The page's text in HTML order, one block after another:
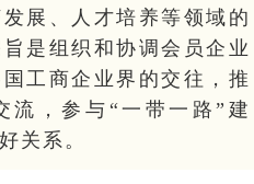
展、人才培养等领域的
是组织和协调会员企业
工商企业界的交往，推
流，参与“一带一路”建
关系。